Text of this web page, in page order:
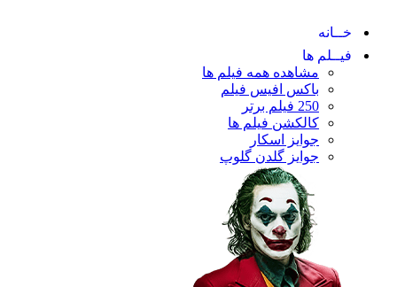
خــانه
فیــلم ها
مشاهده همه فیلم ها
باکس افیس فیلم
250 فیلم برتر
کالکشن فیلم ها
جوایز اسکار
جوایز گلدن گلوپ